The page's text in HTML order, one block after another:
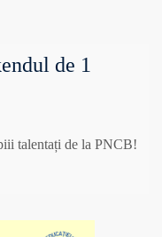
de 1
talentați de la PNCB!